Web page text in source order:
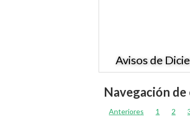
Avisos de
Navegación
Anteriores 1 2